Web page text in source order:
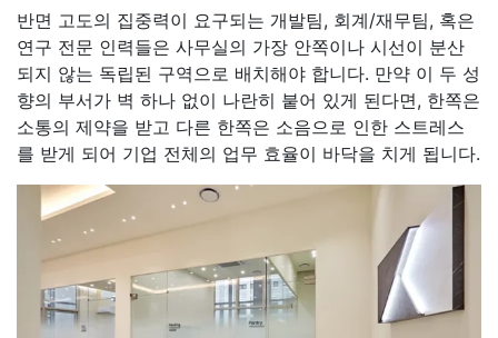
반면 고도의 집중력이 요구되는 개발팀, 회계/재무팀, 혹은
연구 전문 인력들은 사무실의 가장 안쪽이나 시선이 분산
되지 않는 독립된 구역으로 배치해야 합니다. 만약 이 두 성
향의 부서가 벽 하나 없이 나란히 붙어 있게 된다면, 한쪽은
소통의 제약을 받고 다른 한쪽은 소음으로 인한 스트레스
를 받게 되어 기업 전체의 업무 효율이 바닥을 치게 됩니다.